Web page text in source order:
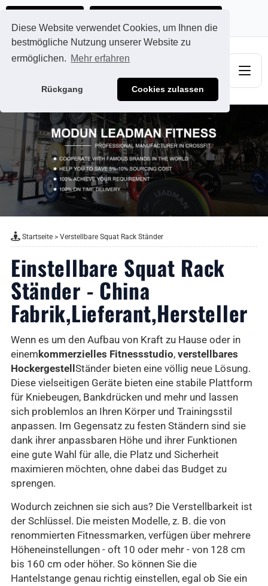
Diese Website verwendet Cookies, um Ihnen die
bestmögliche Nutzung unserer Website zu
ermöglichen. Mehr erfahren
Rückgang Cookies zulassen
Startseite> Verstellbare Squat Rack Ständer
Einstellbare Squat Rack
Ständer - China
Fabrik,Lieferant,Hersteller
Wenn es um den Aufbau von Kraft zu Hause oder in
einem kommerzielles Fitnessstudio, verstellbares
Hockergestell Ständer bieten eine völlig neue Lösung.
Diese vielseitigen Geräte bieten eine stabile Plattform
für Kniebeugen, Bankdrücken und mehr und lassen
sich problemlos an Ihren Körper und Trainingsstil
anpassen. Im Gegensatz zu festen Ständern sind sie
dank ihrer anpassbaren Höhe und ihrer Funktionen
eine gute Wahl für alle, die Platz und Sicherheit
maximieren möchten, ohne dabei das Budget zu
sprengen.
Wodurch zeichnen sie sich aus? Die Verstellbarkeit ist
der Schlüssel. Die meisten Modelle, z. B. die von
renommierten Fitnessmarken, verfügen über mehrere
Höheneinstellungen - oft 10 oder mehr - von 128 cm
bis 160 cm oder höher. So können Sie die
Hantelstange genau richtig einstellen, egal ob Sie ein